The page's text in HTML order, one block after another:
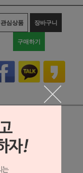
관심상품 장바구니
구매하기